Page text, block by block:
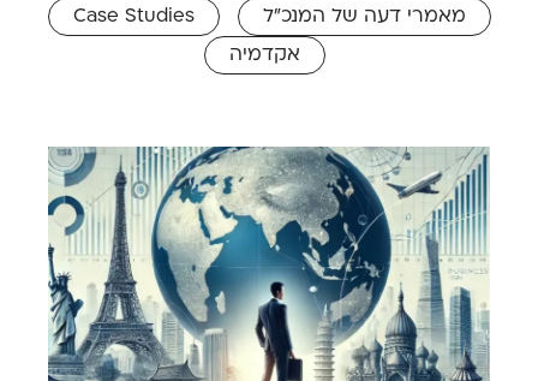
מאמרי דעה של המנכ"ל
Case Studies
אקדמיה